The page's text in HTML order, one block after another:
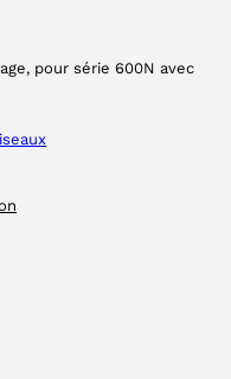
pour série 600N avec